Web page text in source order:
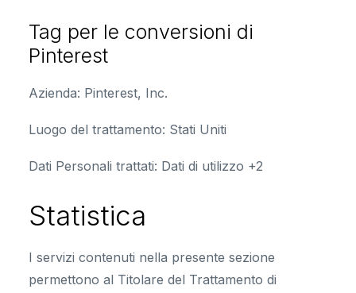
Tag per le conversioni di
Pinterest
Azienda: Pinterest, Inc.
Luogo del trattamento: Stati Uniti
Dati Personali trattati: Dati di utilizzo +2
Statistica
I servizi contenuti nella presente sezione
permettono al Titolare del Trattamento di